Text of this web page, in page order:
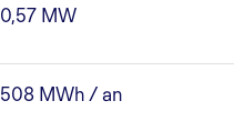
0,57 MW
508 MWh / an